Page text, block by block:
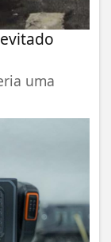
uma